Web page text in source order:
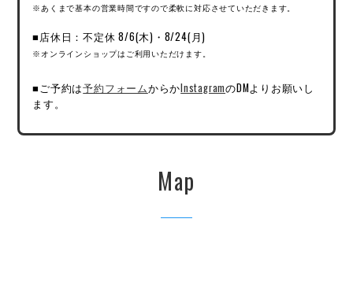
※あくまで基本の営業時間ですので柔軟に対応させていただきます。
■店休日：不定休 8/6(木)・8/24(月)
※オンラインショップはご利用いただけます。
■ご予約は予約フォームからかInstagramのDMよりお願いし
ます。
Map